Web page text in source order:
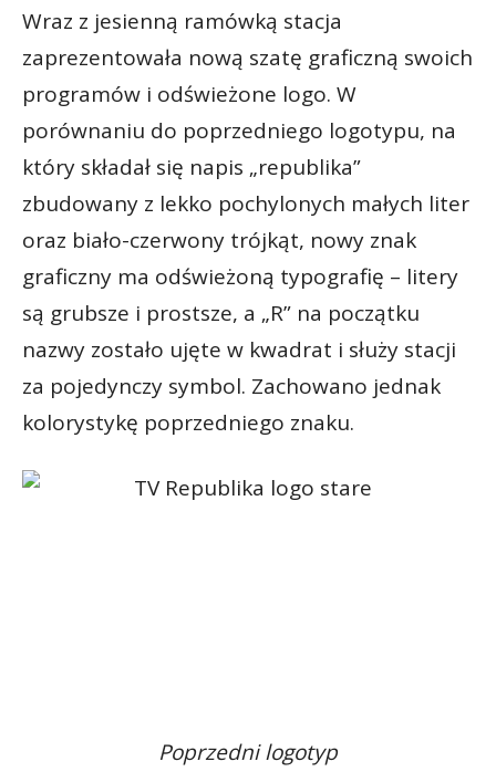
Wraz z jesienną ramówką stacja
zaprezentowała nową szatę graficzną swoich
programów i odświeżone logo. W
porównaniu do poprzedniego logotypu, na
który składał się napis „republika”
zbudowany z lekko pochylonych małych liter
oraz biało-czerwony trójkąt, nowy znak
graficzny ma odświeżoną typografię – litery
są grubsze i prostsze, a „R” na początku
nazwy zostało ujęte w kwadrat i służy stacji
za pojedynczy symbol. Zachowano jednak
kolorystykę poprzedniego znaku.
Poprzedni logotyp